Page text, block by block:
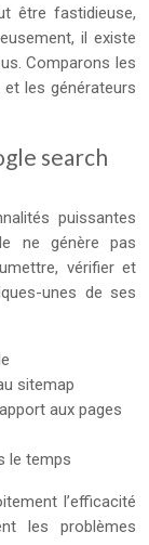
être fastidieuse,
il existe
Comparons les
les générateurs
search
puissantes
ne génère pas
vérifier et
unes de ses
sitemap
aux pages
le temps
l’efficacité
les problèmes